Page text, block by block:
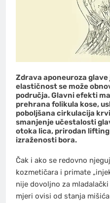
Zdrava aponeuroza
elastičnost se može
područja. Glavni efekti
prehrana folikula kose,
poboljšana cirkulacija
smanjenje učestalosti
otoka lica, prirodan
izraženosti bora.
Čak i ako se redovno
kozmetičara i primate
nije dovoljno za
mjeri ovisi od stanja